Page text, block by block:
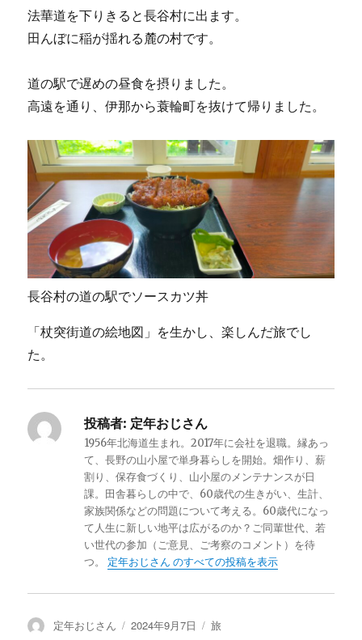
法華道を下りきると長谷村に出ます。
田んぼに稲が揺れる麓の村です。
道の駅で遅めの昼食を摂りました。
高遠を通り、伊那から蓑輪町を抜けて帰りました。
長谷村の道の駅でソースカツ丼
「杖突街道の絵地図」を生かし、楽しんだ旅でし
た。
投稿者: 定年おじさん
1956年北海道生まれ。2017年に会社を退職。縁あっ
て、長野の山小屋で単身暮らしを開始。畑作り、薪
割り、保存食づくり、山小屋のメンテナンスが日
課。田舎暮らしの中で、60歳代の生きがい、生計、
家族関係などの問題について考える。60歳代になっ
て人生に新しい地平は広がるのか？ご同輩世代、若
い世代の参加（ご意見、ご考察のコメント）を待
つ。 定年おじさん のすべての投稿を表示
投
定年おじさん
投
2024年9月7日
カ
旅